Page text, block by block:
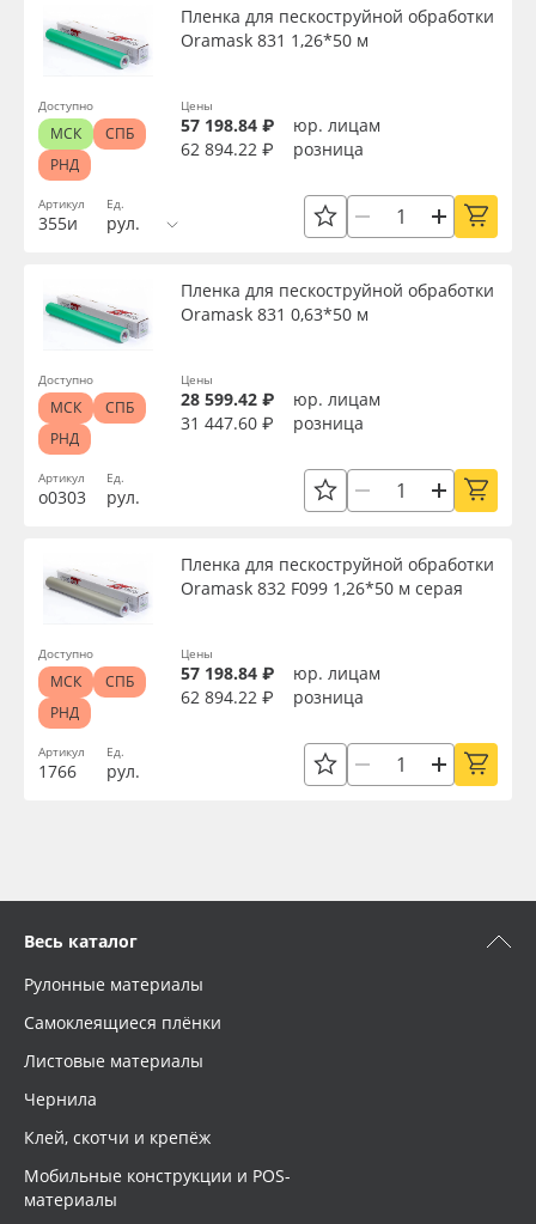
ПЭТ листовой
Вспененный ПВХ
Баннер
Серия
Назначение
Доступность
Артикул
355и
Пленка для пескоструйной обработки
Oramask 831 1,26*50 м
Ед.
рул.
Цены
57 198.84 ₽
юр. лицам
62 894.22 ₽
розница
Доступно
МСК
СПБ
РНД
Артикул
о0303
Пленка для пескоструйной обработки
Oramask 831 0,63*50 м
Ед.
рул.
Цены
28 599.42 ₽
юр. лицам
31 447.60 ₽
розница
Доступно
МСК
СПБ
РНД
Артикул
1766
Пленка для пескоструйной обработки
Oramask 832 F099 1,26*50 м серая
Ед.
рул.
Цены
57 198.84 ₽
юр. лицам
62 894.22 ₽
розница
Доступно
МСК
СПБ
РНД
Весь каталог
Рулонные материалы
Самоклеящиеся плёнки
Листовые материалы
Чернила
Клей, скотчи и крепёж
Мобильные конструкции и POS-
материалы